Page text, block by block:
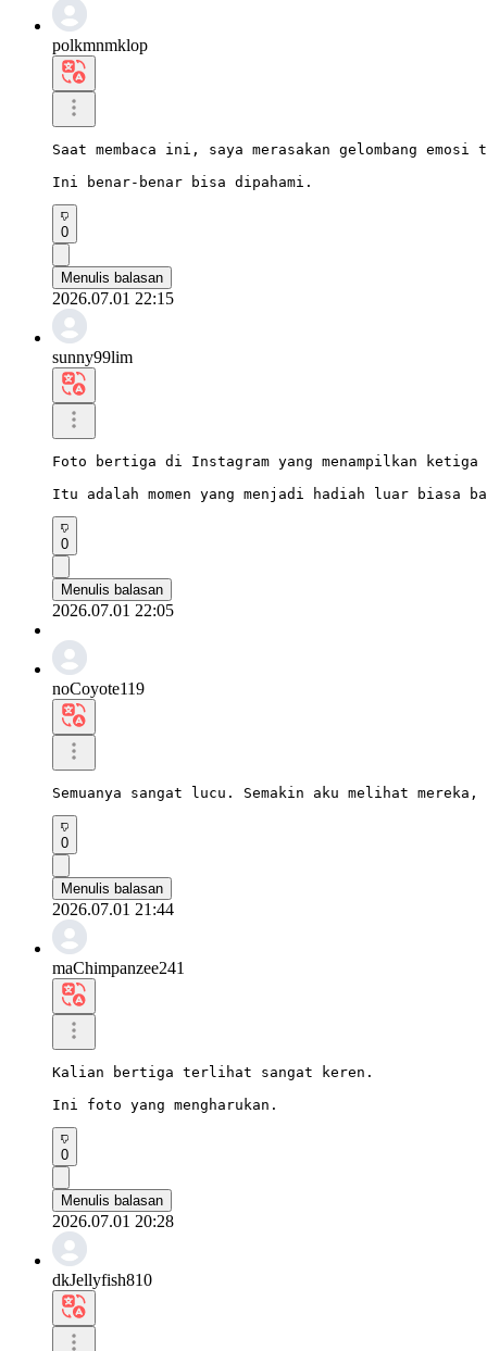
polkmnmklop
Saat membaca ini, saya merasakan gelombang emosi
Ini benar-benar bisa dipahami.
0
Menulis balasan
2026.07.01 22:15
sunny99lim
Foto bertiga di Instagram yang menampilkan ketiga
Itu adalah momen yang menjadi hadiah luar biasa
0
Menulis balasan
2026.07.01 22:05
noCoyote119
Semuanya sangat lucu. Semakin aku melihat
0
Menulis balasan
2026.07.01 21:44
maChimpanzee241
Kalian bertiga terlihat sangat keren.
Ini foto yang mengharukan.
0
Menulis balasan
2026.07.01 20:28
dkJellyfish810